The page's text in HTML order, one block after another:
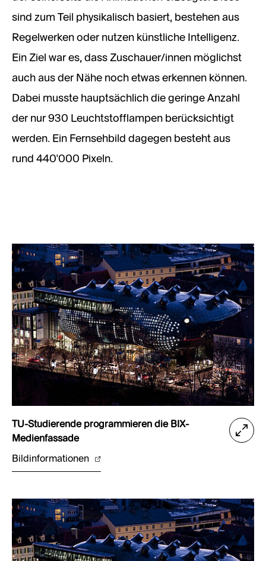
sind zum Teil physikalisch basiert, bestehen aus
Regelwerken oder nutzen künstliche Intelligenz.
Ein Ziel war es, dass Zuschauer/innen möglichst
auch aus der Nähe noch etwas erkennen können.
Dabei musste hauptsächlich die geringe Anzahl
der nur 930 Leuchtstofflampen berücksichtigt
werden. Ein Fernsehbild dagegen besteht aus
rund 440'000 Pixeln.
TU-Studierende programmieren die BIX-
Medienfassade
Bildinformationen